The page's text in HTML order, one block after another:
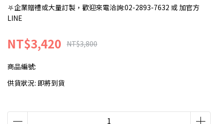
⛧企業贈禮或大量訂製，歡迎來電洽詢:02-2893-7632 或 加官方
LINE
NT$3,420 NT$3,800
商品編號:
供貨狀況: 即將到貨